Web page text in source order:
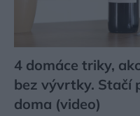
4 domáce triky,
bez vývrtky. Stačí
doma (video)